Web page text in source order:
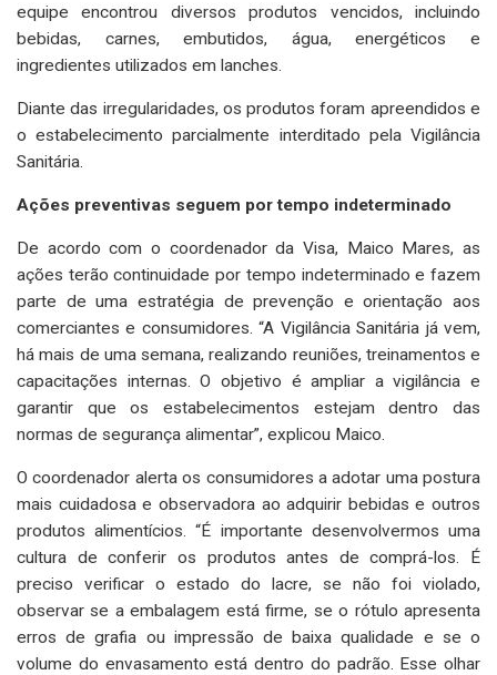
equipe encontrou diversos produtos vencidos, incluindo
bebidas, carnes, embutidos, água, energéticos e
ingredientes utilizados em lanches.
Diante das irregularidades, os produtos foram apreendidos e
o estabelecimento parcialmente interditado pela Vigilância
Sanitária.
Ações preventivas seguem por tempo indeterminado
De acordo com o coordenador da Visa, Maico Mares, as
ações terão continuidade por tempo indeterminado e fazem
parte de uma estratégia de prevenção e orientação aos
comerciantes e consumidores. “A Vigilância Sanitária já vem,
há mais de uma semana, realizando reuniões, treinamentos e
capacitações internas. O objetivo é ampliar a vigilância e
garantir que os estabelecimentos estejam dentro das
normas de segurança alimentar”, explicou Maico.
O coordenador alerta os consumidores a adotar uma postura
mais cuidadosa e observadora ao adquirir bebidas e outros
produtos alimentícios. “É importante desenvolvermos uma
cultura de conferir os produtos antes de comprá-los. É
preciso verificar o estado do lacre, se não foi violado,
observar se a embalagem está firme, se o rótulo apresenta
erros de grafia ou impressão de baixa qualidade e se o
volume do envasamento está dentro do padrão. Esse olhar